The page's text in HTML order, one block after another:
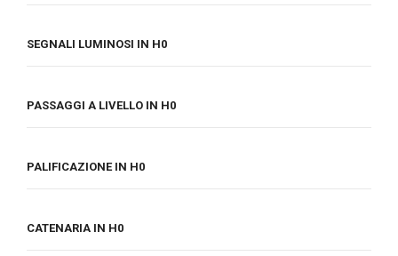
SEGNALI LUMINOSI IN H0
PASSAGGI A LIVELLO IN H0
PALIFICAZIONE IN H0
CATENARIA IN H0